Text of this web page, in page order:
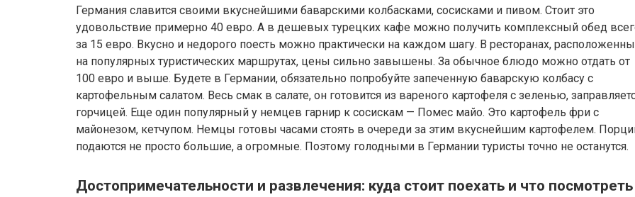
Германия славится своими вкуснейшими баварскими колбасками, сосисками и пивом. Стоит это
удовольствие примерно 40 евро. А в дешевых турецких кафе можно получить комплексный обед
за 15 евро. Вкусно и недорого поесть можно практически на каждом шагу. В ресторанах,
на популярных туристических маршрутах, цены сильно завышены. За обычное блюдо можно отдать от
100 евро и выше. Будете в Германии, обязательно попробуйте запеченную баварскую колбасу с
картофельным салатом. Весь смак в салате, он готовится из вареного картофеля с зеленью,
горчицей. Еще один популярный у немцев гарнир к сосискам — Помес майо. Это картофель фри с
майонезом, кетчупом. Немцы готовы часами стоять в очереди за этим вкуснейшим картофелем.
подаются не просто большие, а огромные. Поэтому голодными в Германии туристы точно не останутся.
Достопримечательности и развлечения: куда стоит поехать и что посмотреть